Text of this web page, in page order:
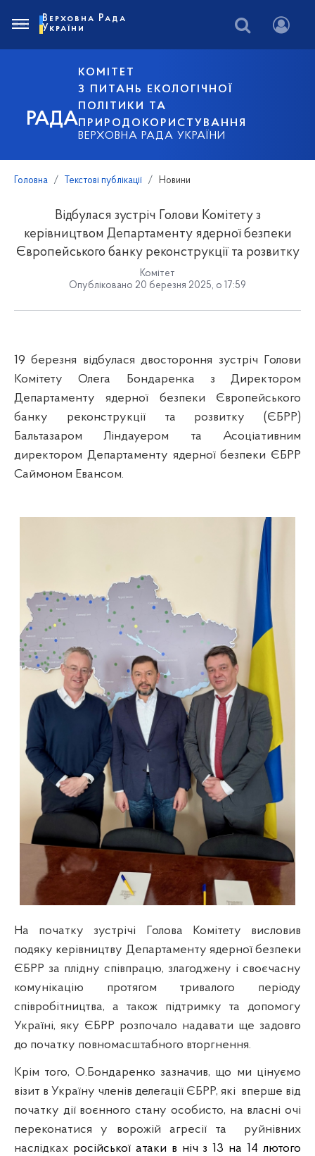
РАДА
КОМІТЕТ
З ПИТАНЬ ЕКОЛОГІЧНОЇ
ПОЛІТИКИ ТА
ПРИРОДОКОРИСТУВАННЯ
ВЕРХОВНА РАДА УКРАЇНИ
Верховна Рада
України
Головна Текстові публікації Новини
Відбулася зустріч Голови Комітету з
керівництвом Департаменту ядерної безпеки
Європейського банку реконструкції та розвитку
Комітет
Опубліковано 20 березня 2025, о 17:59
19 березня відбулася двостороння зустріч Голови
Комітету Олега Бондаренка з Директором
Департаменту ядерної безпеки Європейського
банку реконструкції та розвитку (ЄБРР)
Бальтазаром Ліндауером та Асоціативним
директором Департаменту ядерної безпеки ЄБРР
Саймоном Евансом.
На початку зустрічі Голова Комітету висловив
подяку керівництву Департаменту ядерної безпеки
ЄБРР за плідну співпрацю, злагоджену і своєчасну
комунікацію протягом тривалого періоду
співробітництва, а також підтримку та допомогу
Україні, яку ЄБРР розпочало надавати ще задовго
до початку повномасштабного вторгнення.
Крім того, О.Бондаренко зазначив, що ми цінуємо
візит в Україну членів делегації ЄБРР, які вперше від
початку дії воєнного стану особисто, на власні очі
переконатися у ворожій агресії та
руйнівних
наслідках російської атаки в ніч з 13 на 14 лютого